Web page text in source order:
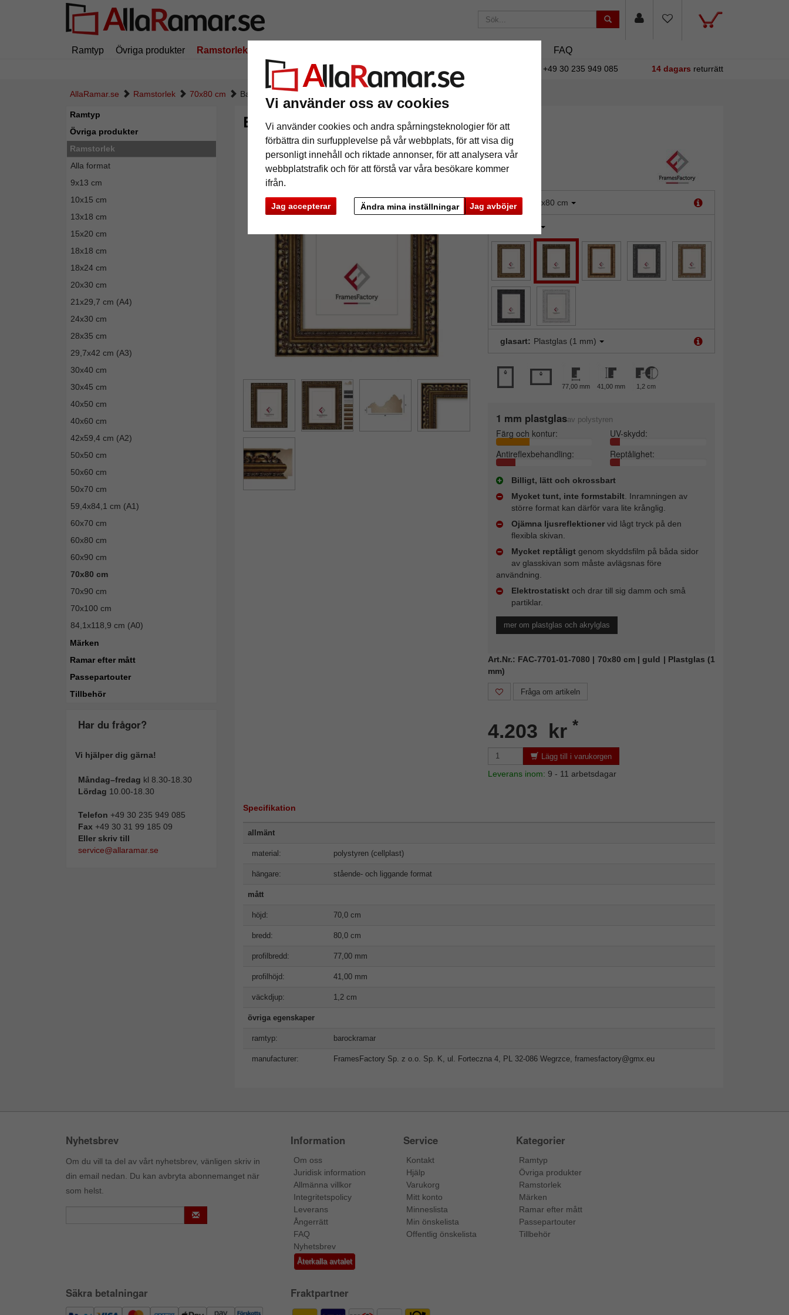
Vi använder oss av cookies
Vi använder cookies och andra spårningsteknologier för att
förbättra din surfupplevelse på vår webbplats, för att visa dig
personligt innehåll och riktade annonser, för att analysera vår
webbplatstrafik och för att förstå var våra besökare kommer
ifrån.
Jag accepterar Jag avböjer
Ändra mina inställningar
Ramtyp Övriga produkter Ramstorlek FAQ
195 kr i leveranskostnad. +49 30 235 949 085 14 dagars returrätt
AllaRamar.se Ramstorlek 70x80 cm Barockram Josephine
Ramtyp
Övriga produkter
Ramstorlek
Alla format
9x13 cm
10x15 cm
13x18 cm
15x20 cm
18x18 cm
18x24 cm
20x30 cm
21x29,7 cm (A4)
24x30 cm
28x35 cm
29,7x42 cm (A3)
30x40 cm
30x45 cm
40x50 cm
40x60 cm
42x59,4 cm (A2)
50x50 cm
50x60 cm
50x70 cm
59,4x84,1 cm (A1)
60x70 cm
60x80 cm
60x90 cm
70x80 cm
70x90 cm
70x100 cm
84,1x118,9 cm (A0)
Märken
Ramar efter mått
Passepartouter
Tillbehör
Har du frågor?
Vi hjälper dig gärna!
Måndag–fredag kl 8.30-18.30
Lördag 10.00-18.30
Telefon +49 30 235 949 085
Fax +49 30 31 99 185 09
Eller skriv till
service@allaramar.se
Barockram Josephine
format: 70x80 cm
glasart: Plastglas (1 mm)
77,00 mm 41,00 mm 1,2 cm
1 mm plastglasav polystyren
Färg och kontur:
UV-skydd:
Antireflexbehandling:
Reptålighet:
Billigt, lätt och okrossbart
Mycket tunt, inte formstabilt. Inramningen av
större format kan därför vara lite krånglig.
Ojämna ljusreflektionervid lågt tryck på den
flexibla skivan.
Mycket reptåligtgenom skyddsfilm på båda sidor
av glasskivan som måste avlägsnas före
användning.
Elektrostatisktoch drar till sig damm och små
partiklar.
mer om plastglas och akrylglas
Art.Nr.: FAC-7701-01-7080 | 70x80 cm | guld | Plastglas (1
mm)
Fråga om artikeln
4.203 kr *
Lägg till i varukorgen
Leverans inom: 9 - 11 arbetsdagar
Specifikation
allmänt
material: polystyren (cellplast)
hängare: stående- och liggande format
mått
höjd: 70,0 cm
bredd: 80,0 cm
profilbredd: 77,00 mm
profilhöjd: 41,00 mm
väckdjup: 1,2 cm
övriga egenskaper
ramtyp: barockramar
manufacturer: FramesFactory Sp. z o.o. Sp. K, ul. Forteczna 4, PL 32-086 Wegrzce, framesfactory@gmx.eu
Nyhetsbrev
Om du vill ta del av vårt nyhetsbrev, vänligen skriv in
din email nedan. Du kan avbryta abonnemanget när
som helst.
Information
Om oss
Juridisk information
Allmänna villkor
Integritetspolicy
Leverans
Ångerrätt
FAQ
Nyhetsbrev
Återkalla avtalet
Service
Kontakt
Hjälp
Varukorg
Mitt konto
Minneslista
Min önskelista
Offentlig önskelista
Kategorier
Ramtyp
Övriga produkter
Ramstorlek
Märken
Ramar efter mått
Passepartouter
Tillbehör
Säkra betalningar Fraktpartner